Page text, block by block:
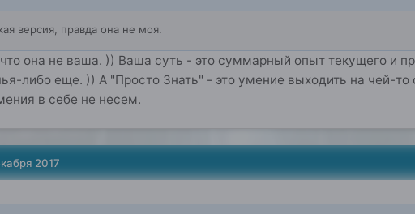
версия, правда она не моя.
она не ваша. )) Ваша суть - это суммарный опыт текущего и
либо еще. )) А "Просто Знать" - это умение выходить на чей-
в себе не несем.
2017